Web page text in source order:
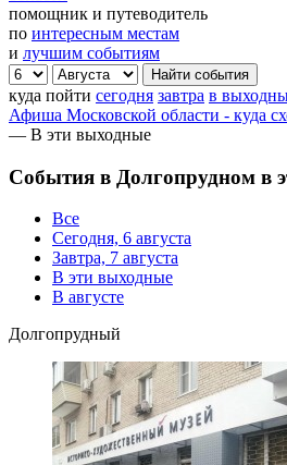
помощник и путеводитель
по интересным местам
и лучшим событиям
куда пойти сегодня завтра в
Афиша Московской области - куда
— В эти выходные
События в Долгопрудном в
Все
Сегодня, 6 августа
Завтра, 7 августа
В эти выходные
В августе
Долгопрудный